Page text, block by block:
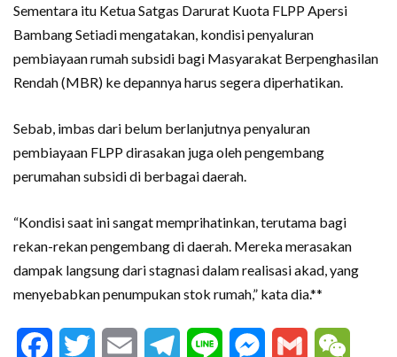
Sementara itu Ketua Satgas Darurat Kuota FLPP Apersi
Bambang Setiadi mengatakan, kondisi penyaluran
pembiayaan rumah subsidi bagi Masyarakat Berpenghasilan
Rendah (MBR) ke depannya harus segera diperhatikan.
Sebab, imbas dari belum berlanjutnya penyaluran
pembiayaan FLPP dirasakan juga oleh pengembang
perumahan subsidi di berbagai daerah.
“Kondisi saat ini sangat memprihatinkan, terutama bagi
rekan-rekan pengembang di daerah. Mereka merasakan
dampak langsung dari stagnasi dalam realisasi akad, yang
menyebabkan penumpukan stok rumah,” kata dia.**
FacebookTwitter Email Telegram
Line Messenger
Gmail